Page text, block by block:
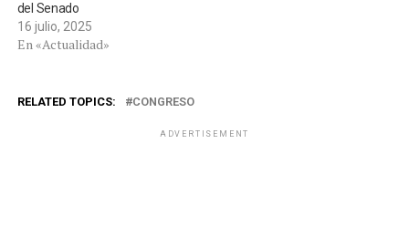
del Senado
16 julio, 2025
En «Actualidad»
RELATED TOPICS: CONGRESO
ADVERTISEMENT